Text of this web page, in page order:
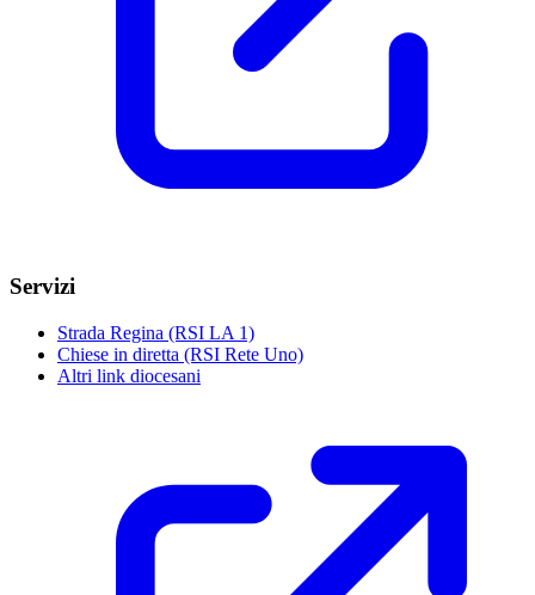
Servizi
Strada Regina (RSI LA 1)
Chiese in diretta (RSI Rete Uno)
Altri link diocesani